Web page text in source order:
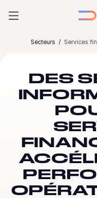
Secteurs Services
DES